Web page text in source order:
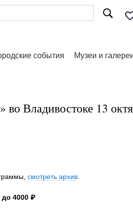
события Музеи и
во Владивостоке 13
смотреть архив
до 4000 ₽